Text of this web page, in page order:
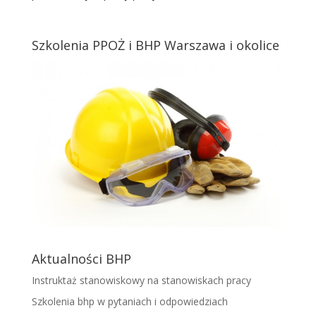
Szkolenia PPOŻ i BHP Warszawa i okolice
Aktualności BHP
Instruktaż stanowiskowy na stanowiskach pracy
Szkolenia bhp w pytaniach i odpowiedziach